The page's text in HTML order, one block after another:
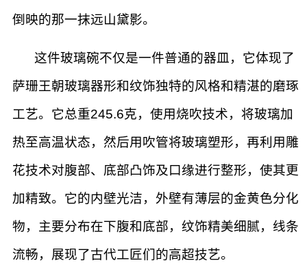
倒映的那一抹远山黛影。
这件玻璃碗不仅是一件普通的器皿，它体现了
萨珊王朝玻璃器形和纹饰独特的风格和精湛的磨琢
工艺。它总重245.6克，使用烧吹技术，将玻璃加
热至高温状态，然后用吹管将玻璃塑形，再利用雕
花技术对腹部、底部凸饰及口缘进行整形，使其更
加精致。它的内壁光洁，外壁有薄层的金黄色分化
物，主要分布在下腹和底部，纹饰精美细腻，线条
流畅，展现了古代工匠们的高超技艺。